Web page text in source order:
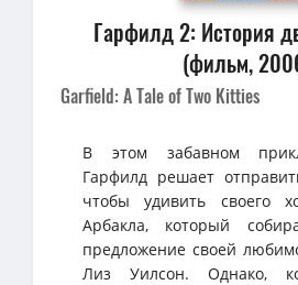
Гарфилд 2: История
(фильм,
Garfield: A Tale of Two Kitties
В этом забавном
Гарфилд решает
чтобы удивить своего
Арбакла, который
предложение своей
Лиз Уилсон. Однако,